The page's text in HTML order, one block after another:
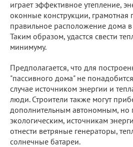
играет эффективное утепление,
оконные конструкции, грамотная
правильное расположение дома в
Таким образом, удастся свести
минимуму.
Предполагается, что для
"пассивного дома" не
случае источником энергии и
люди. Строители также могут
дополнительным автономным, но
экологическим, источникам
отнести ветряные генераторы,
солнечные батареи.